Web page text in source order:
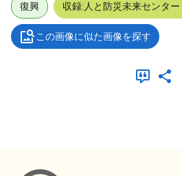
復興 収録:人と防災未来センタ
この画像に似た画像を探す